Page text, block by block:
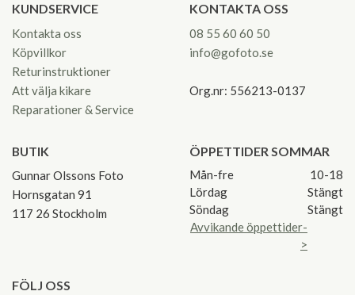
KUNDSERVICE
Kontakta oss
Köpvillkor
Returinstruktioner
Att välja kikare
Reparationer & Service
KONTAKTA OSS
08 55 60 60 50
info@gofoto.se
Org.nr: 556213-0137
BUTIK
Gunnar Olssons Foto
Hornsgatan 91
117 26 Stockholm
ÖPPETTIDER SOMMAR
Mån-fre
10-18
Lördag
Stängt
Söndag
Stängt
Avvikande öppettider-
>
FÖLJ OSS